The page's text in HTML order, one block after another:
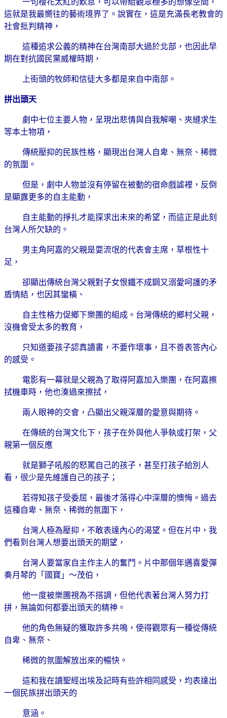
這就是我最嚮往的藝術境界了。說實在，這是充滿長老教會的
社會批判精神，
這種追求公義的精神在台灣南部大過於北部，也因此早
期在對抗國民黨威權時期，
上街頭的牧師和信徒大多都是來自中南部。
拼出頭天
劇中七位主要人物，呈現出悲情與自我解嘲、夾縫求生
等本土物項，
傳統壓抑的民族性格，顯現出台灣人自卑、無奈、稀微
的氛圍。
但是，劇中人物並沒有停留在被動的宿命戲謔裡，反倒
是顯露更多的自主能動，
自主能動的掙扎才能探求出未來的希望，而這正是此刻
台灣人所欠缺的。
男主角阿嘉的父親是耍流氓的代表會主席，草根性十
足，
卻顯出傳統台灣父親對子女恨鐵不成鋼又溺愛呵護的矛
盾情結，也因其蠻橫、
自主性格力促鄉下樂團的組成。台灣傳統的鄉村父親，
沒機會受太多的教育，
只知道要孩子認真讀書，不要作壞事，且不善表答內心
的感受。
電影有一幕就是父親為了取得阿嘉加入樂團，在阿嘉擦
拭機車時，他也湊過來擦拭，
兩人眼神的交會，凸顯出父親深層的愛意與期待。
在傳統的台灣文化下，孩子在外與他人爭執或打架，父
親第一個反應
就是獅子吼般的怒罵自己的孩子，甚至打孩子給別人
看，很少是先維護自己的孩子；
若得知孩子受委屈，最後才落得心中深層的懊悔。過去
這種自卑、無奈、稀微的氛圍下，
台灣人極為壓抑，不敢表達內心的渴望。但在片中，我
們看到台灣人想要出頭天的期望，
台灣人要當家自主作主人的奮鬥。片中那個年邁喜愛彈
奏月琴的「國寶」〜茂伯，
他一度被樂團視為不搭調，但他代表著台灣人努力打
拼，無論如何都要出頭天的精神。
他的角色無疑的獲取許多共鳴，使得觀眾有一種從傳統
自卑、無奈、
稀微的氛圍解放出來的暢快。
這和我在讀聖經出埃及記時有些許相同感受，均表達出
一個民族拼出頭天的
意涵。